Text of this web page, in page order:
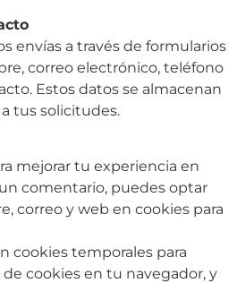
envías a través de formularios
correo electrónico, teléfono
Estos datos se almacenan
tus solicitudes.
mejorar tu experiencia en
comentario, puedes optar
correo y web en cookies para
cookies temporales para
cookies en tu navegador, y